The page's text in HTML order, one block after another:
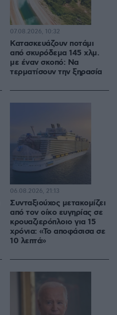
Κατασκευάζουν ποτάμι
από σκυρόδεμα 145 χλμ.
με έναν σκοπό: Να
τερματίσουν την ξηρασία
07.08.2026, 10:32
Συνταξιούχος μετακομίζει
από τον οίκο ευγηρίας σε
κρουαζιερόπλοιο για 15
χρόνια: «Το αποφάσισα σε
10 λεπτά»
06.08.2026, 21:13